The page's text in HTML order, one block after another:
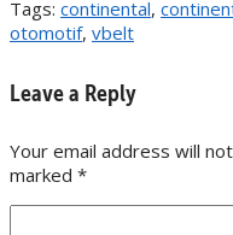
Tags: continental,
otomotif, vbelt
Leave a Reply
Your email address will
marked *